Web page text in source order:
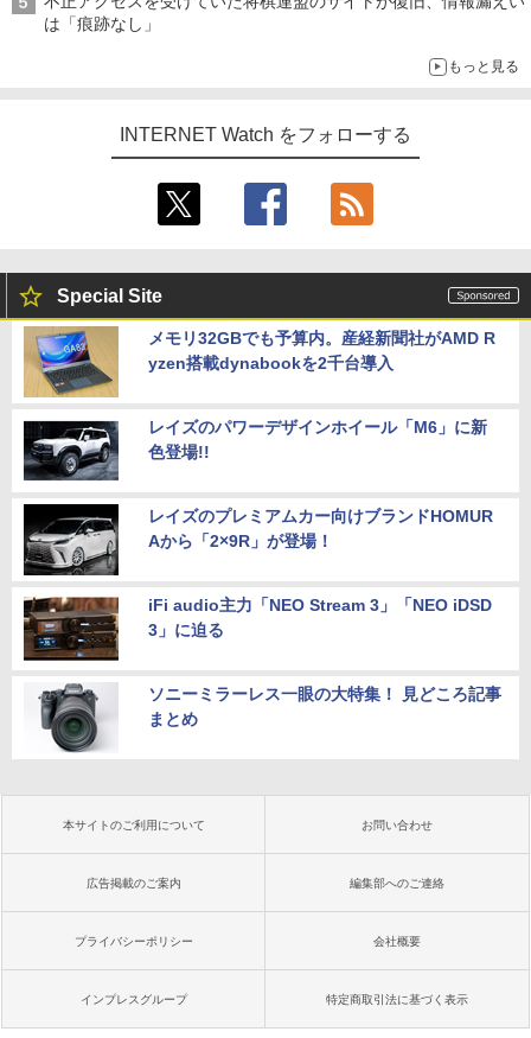
は「痕跡なし」
もっと見る
INTERNET Watch をフォローする
Special Site
メモリ32GBでも予算内。産経新聞社がAMD R
yzen搭載dynabookを2千台導入
レイズのパワーデザインホイール「M6」に新
色登場!!
レイズのプレミアムカー向けブランドHOMUR
Aから「2×9R」が登場！
iFi audio主力「NEO Stream 3」「NEO iDSD
3」に迫る
ソニーミラーレス一眼の大特集！ 見どころ記事
まとめ
本サイトのご利用について お問い合わせ
広告掲載のご案内 編集部へのご連絡
プライバシーポリシー 会社概要
インプレスグループ 特定商取引法に基づく表示